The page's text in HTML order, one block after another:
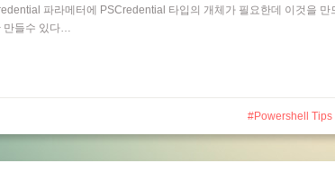
파라메터에 PSCredential 타입의 개체가 필요한데 이것을 만
만들수 있다…
Powershell Tips